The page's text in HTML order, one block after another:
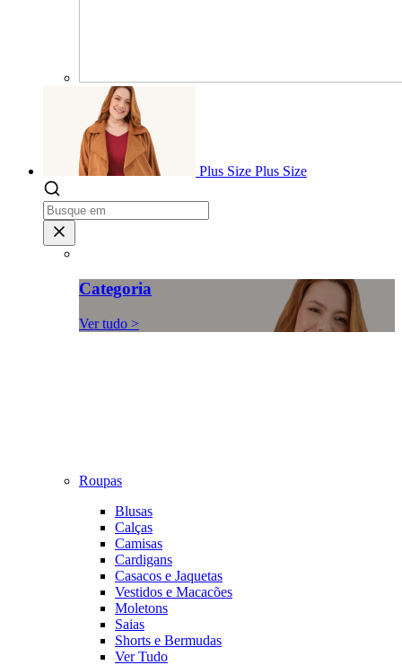
Plus Size Plus Size
Categoria
Ver tudo >
Roupas
Blusas
Calças
Camisas
Cardigans
Casacos e Jaquetas
Vestidos e Macacões
Moletons
Saias
Shorts e Bermudas
Ver Tudo